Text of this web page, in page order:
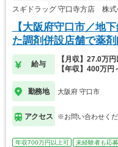
スギドラッグ 守口寺方店 株式
【大阪府守口市／地
た調剤併設店舗で薬剤
給与
【月収】27.0万
【年収】400万
勤務地 大阪府 守口市
アクセス ※お問い合わせく
年収700万円以上可 未経験者も応